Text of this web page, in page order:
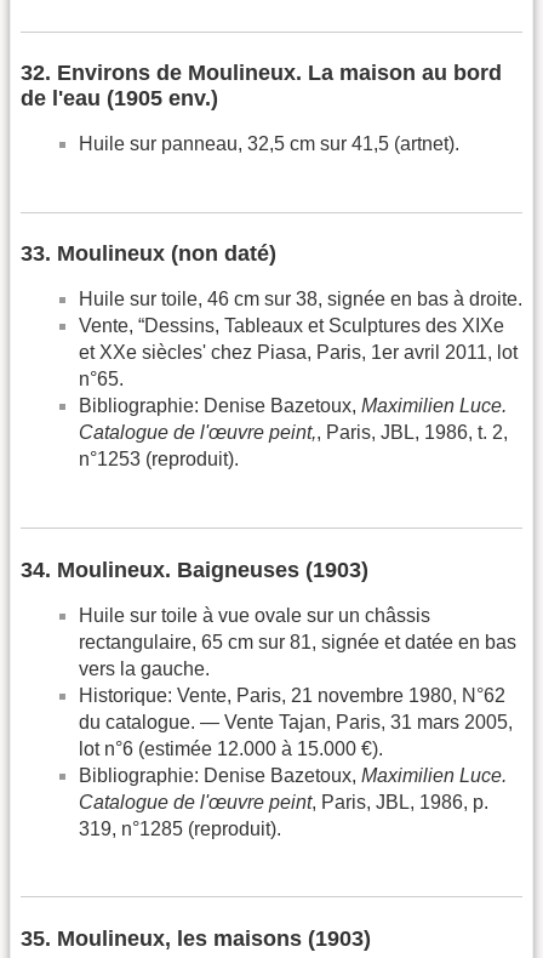
32. Environs de Moulineux. La maison au bord
de l'eau (1905 env.)
Huile sur panneau, 32,5 cm sur 41,5 (artnet).
33. Moulineux (non daté)
Huile sur toile, 46 cm sur 38, signée en bas à droite.
Vente, “Dessins, Tableaux et Sculptures des XIXe
et XXe siècles' chez Piasa, Paris, 1er avril 2011, lot
n°65.
Bibliographie: Denise Bazetoux, Maximilien Luce.
Catalogue de l'œuvre peint,, Paris, JBL, 1986, t. 2,
n°1253 (reproduit).
34. Moulineux. Baigneuses (1903)
Huile sur toile à vue ovale sur un châssis
rectangulaire, 65 cm sur 81, signée et datée en bas
vers la gauche.
Historique: Vente, Paris, 21 novembre 1980, N°62
du catalogue. — Vente Tajan, Paris, 31 mars 2005,
lot n°6 (estimée 12.000 à 15.000 €).
Bibliographie: Denise Bazetoux, Maximilien Luce.
Catalogue de l'œuvre peint, Paris, JBL, 1986, p.
319, n°1285 (reproduit).
35. Moulineux, les maisons (1903)